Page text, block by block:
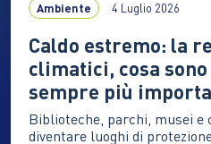
Ambiente 4 Luglio 2026
Caldo estremo: la
climatici, cosa
sempre più
Biblioteche, parchi, musei e
diventare luoghi di